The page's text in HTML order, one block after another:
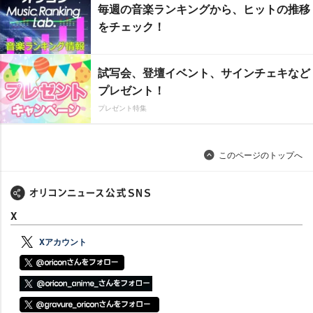
毎週の音楽ランキングから、ヒットの推移
をチェック！
試写会、登壇イベント、サインチェキなど
プレゼント！
プレゼント特集
このページのトップへ
X
Xアカウント